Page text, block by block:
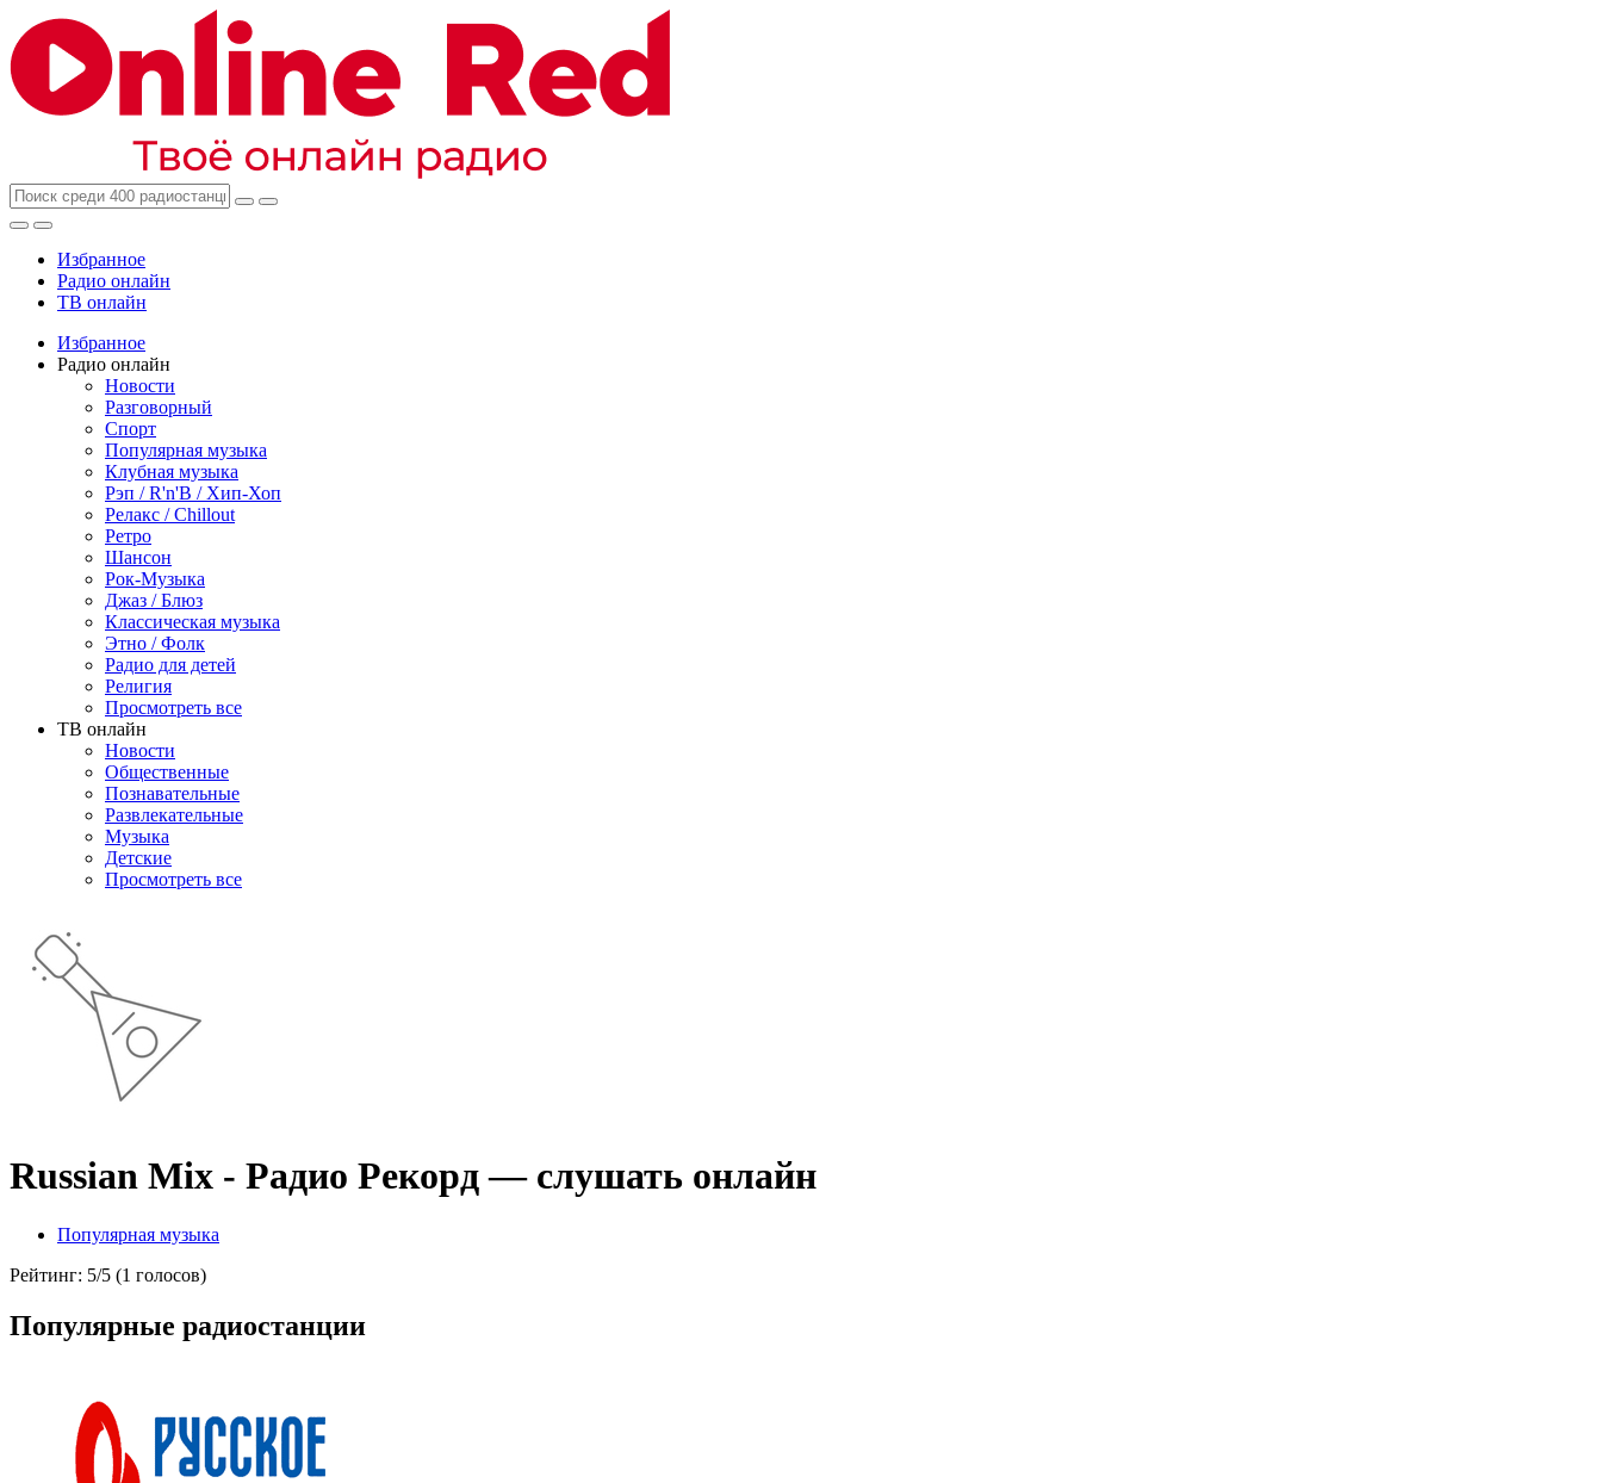
Избранное
Радио онлайн
ТВ онлайн
Избранное
Радио онлайн
Новости
Разговорный
Спорт
Популярная музыка
Клубная музыка
Рэп / R'n'B / Хип-Хоп
Релакс / Chillout
Ретро
Шансон
Рок-Музыка
Джаз / Блюз
Классическая музыка
Этно / Фолк
Радио для детей
Религия
Просмотреть все
ТВ онлайн
Новости
Общественные
Познавательные
Развлекательные
Музыка
Детские
Просмотреть все
Russian Mix - Радио Рекорд — слушать онлайн
Популярная музыка
Рейтинг: 5/5 (1 голосов)
Популярные радиостанции